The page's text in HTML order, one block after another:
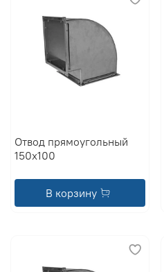
Отвод прямоугольный
150x100
В корзину